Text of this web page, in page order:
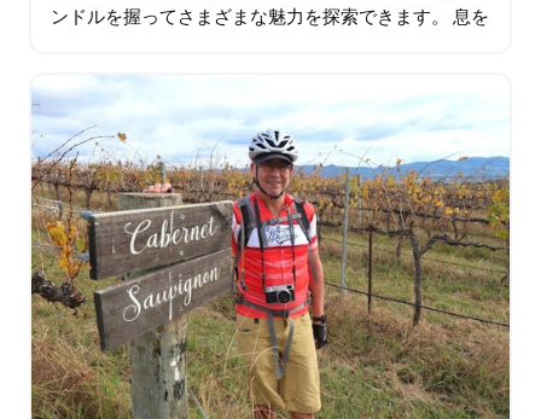
ンドルを握ってさまざまな魅力を探索できます。 息を
ン、美しい町、ドラマチックな海岸の風景が…